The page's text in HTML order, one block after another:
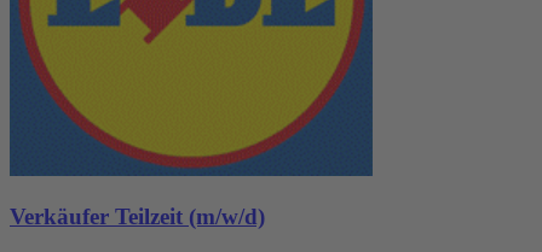
Verkäufer Teilzeit (m/w/d)